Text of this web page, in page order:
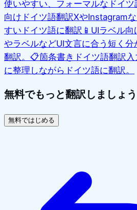
使いやすい、フォーマルなドイツ
向けドイツ語翻訳XやInstagram
すいドイツ語に翻訳 📱 UIラベル向
やラベルなどUI文言に合う短く
翻訳。 📋箇条書きドイツ語翻訳
に整理しながらドイツ語に翻訳。
無料でもっと翻訳しましょう
無料ではじめる